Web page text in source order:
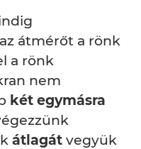
átmérőt a rönk
a rönk
nem
két egymásra
átlagát vegyük